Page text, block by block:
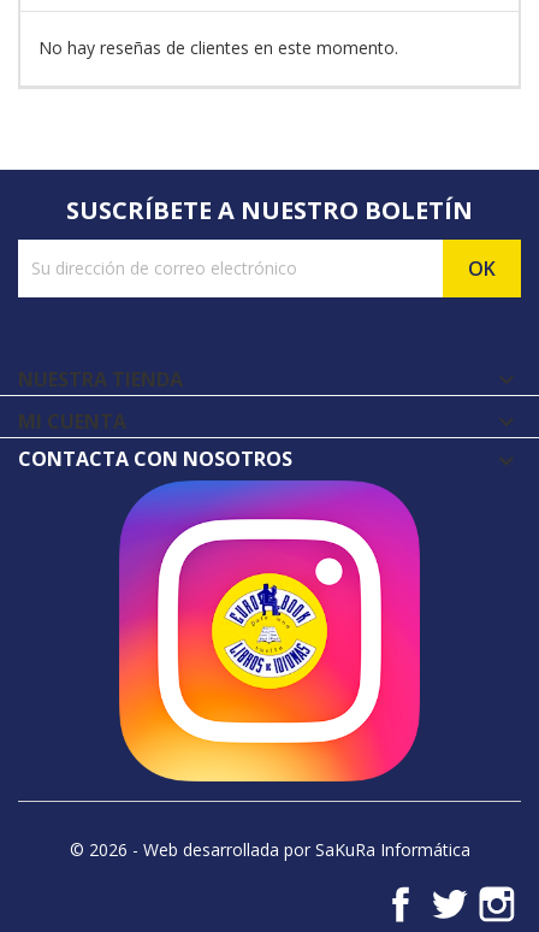
No hay reseñas de clientes en este momento.
SUSCRÍBETE A NUESTRO BOLETÍN
NUESTRA TIENDA 
MI CUENTA 
CONTACTA CON NOSOTROS
© 2026 - Web desarrollada por SaKuRa Informática